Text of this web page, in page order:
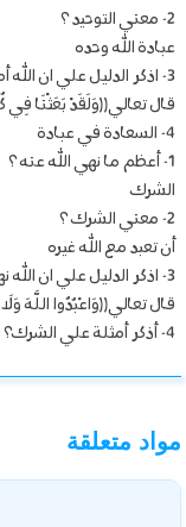
2- معني التوحيد ؟
عبادة الله وحده
3- اذكر الدليل علي ان الله أمر بالتوحيد ؟
قال تعالي((وَلَقَدْ بَعَثْنَا فِي
4- السعادة في عبادة
1- أعظم ما نهي الله عنه ؟
الشرك
2- معني الشرك ؟
أن تعبد مع الله غيره
3- اذكر الدليل علي ان الله نهي عن الشرك ؟
قال تعالي((وَاعْبُدُوا اللَّهَ
4- أذكر أمثلة علي الشرك؟
مواد متعلقة